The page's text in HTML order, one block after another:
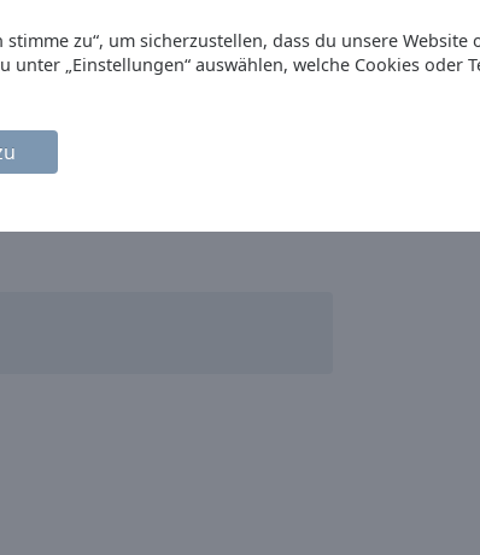
stimme zu“, um sicherzustellen, dass du unsere
unter „Einstellungen“ auswählen, welche Cookies oder